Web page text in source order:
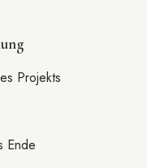
Projekts
Ende